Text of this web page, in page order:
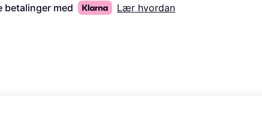
betalinger med
Lær hvordan